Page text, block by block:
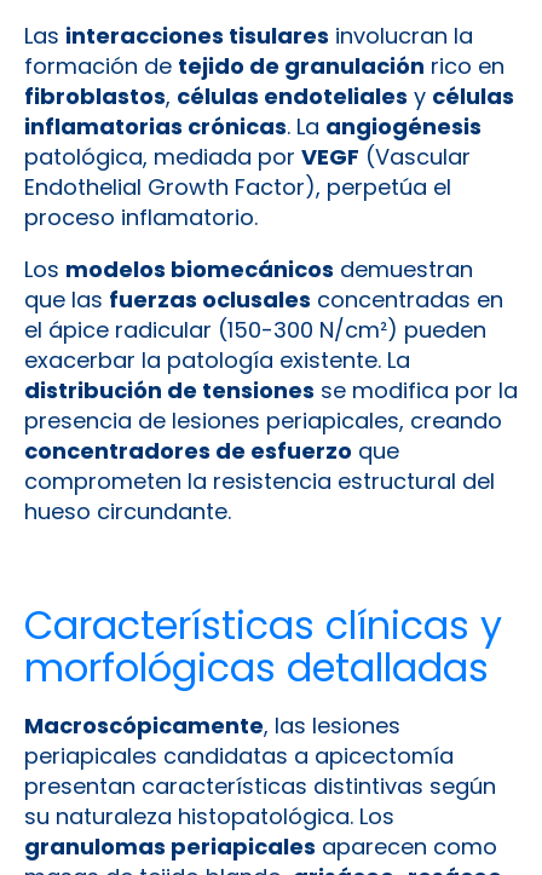
Las interacciones tisulares involucran la
formación de tejido de granulación rico en
fibroblastos, células endoteliales y células
inflamatorias crónicas. La angiogénesis
patológica, mediada por VEGF (Vascular
Endothelial Growth Factor), perpetúa el
proceso inflamatorio.
Los modelos biomecánicos demuestran
que las fuerzas oclusales concentradas en
el ápice radicular (150-300 N/cm²) pueden
exacerbar la patología existente. La
distribución de tensiones se modifica por la
presencia de lesiones periapicales, creando
concentradores de esfuerzo que
comprometen la resistencia estructural del
hueso circundante.
Características clínicas y
morfológicas detalladas
Macroscópicamente, las lesiones
periapicales candidatas a apicectomía
presentan características distintivas según
su naturaleza histopatológica. Los
granulomas periapicales aparecen como